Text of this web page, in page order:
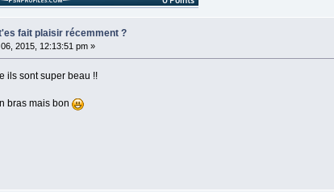
fait plaisir récemment ?
06, 2015, 12:13:51 pm »
ils sont super beau !!
bras mais bon